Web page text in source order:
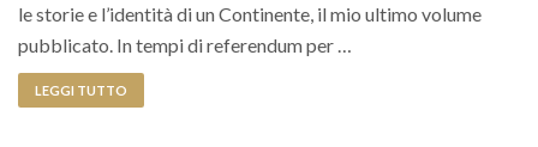
le storie e l’identità di un Continente, il mio ultimo volume
pubblicato. In tempi di referendum per …
LEGGI TUTTO